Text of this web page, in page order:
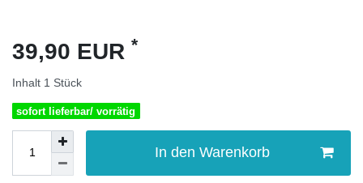
39,90 EUR *
Inhalt 1 Stück
sofort lieferbar/ vorrätig
In den Warenkorb